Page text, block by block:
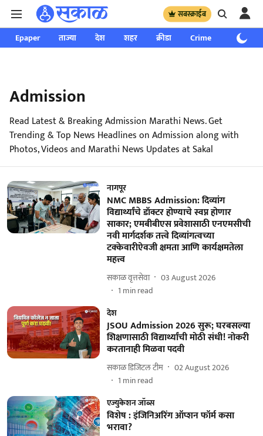
सबस्क्राईब
Epaper ताज्या देश शहर क्रीडा Crime साप्ताहिक
Admission
Read Latest & Breaking Admission Marathi News. Get
Trending & Top News Headlines on Admission along with
Photos, Videos and Marathi News Updates at Sakal
नागपूर
NMC MBBS Admission: दिव्यांग
विद्यार्थ्यांचे डॉक्टर होण्याचे स्वप्न होणार
साकार; एमबीबीएस प्रवेशासाठी एनएमसीची
नवी मार्गदर्शक तत्त्वे दिव्यांगत्वच्या
टक्केवारीऐवजी क्षमता आणि कार्यक्षमतेला
महत्त्व
सकाळ वृत्तसेवा
03 August 2026
1 min read
देश
JSOU Admission 2026 सुरू; घरबसल्या
शिक्षणासाठी विद्यार्थ्यांची मोठी संधी! नोकरी
करतानाही मिळवा पदवी
सकाळ डिजिटल टीम
02 August 2026
1 min read
एज्युकेशन जॉब्स
विशेष : इंजिनिअरिंग ऑप्शन फॉर्म कसा
भरावा?